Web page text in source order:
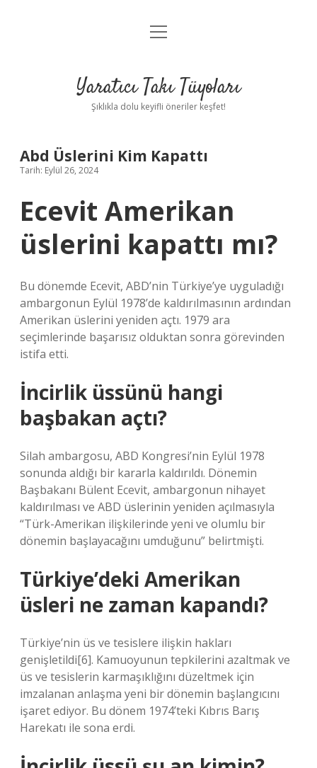
Anasayfa
Yasal Uyarı
menüyü
Yaratıcı Takı Tüyoları
Şıklıkla dolu keyifli öneriler keşfet!
Abd Üslerini Kim Kapattı
Tarih: Eylül 26, 2024
Ecevit Amerikan
üslerini kapattı mı?
Bu dönemde Ecevit, ABD’nin Türkiye’ye uyguladığı
ambargonun Eylül 1978’de kaldırılmasının ardından
Amerikan üslerini yeniden açtı. 1979 ara
seçimlerinde başarısız olduktan sonra görevinden
istifa etti.
İncirlik üssünü hangi
başbakan açtı?
Silah ambargosu, ABD Kongresi’nin Eylül 1978
sonunda aldığı bir kararla kaldırıldı. Dönemin
Başbakanı Bülent Ecevit, ambargonun nihayet
kaldırılması ve ABD üslerinin yeniden açılmasıyla
“Türk-Amerikan ilişkilerinde yeni ve olumlu bir
dönemin başlayacağını umduğunu” belirtmişti.
Türkiye’deki Amerikan
üsleri ne zaman kapandı?
Türkiye’nin üs ve tesislere ilişkin hakları
genişletildi[6]. Kamuoyunun tepkilerini azaltmak ve
üs ve tesislerin karmaşıklığını düzeltmek için
imzalanan anlaşma yeni bir dönemin başlangıcını
işaret ediyor. Bu dönem 1974’teki Kıbrıs Barış
Harekatı ile sona erdi.